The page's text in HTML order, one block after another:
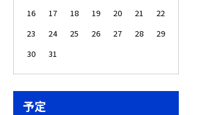
16
17 18 19 20 21
22
23
24 25 26 27 28
29
30
31
予定